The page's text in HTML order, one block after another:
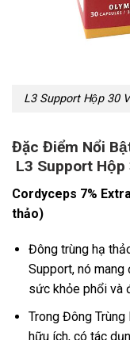
L3 Support Hộp 30
Đặc Điểm Nổi
L3 Support Hộp
Cordyceps 7%
thảo)
Đông trùng hạ
Support, nó
sức khỏe phổi và
Trong Đông
hữu ích, có tác